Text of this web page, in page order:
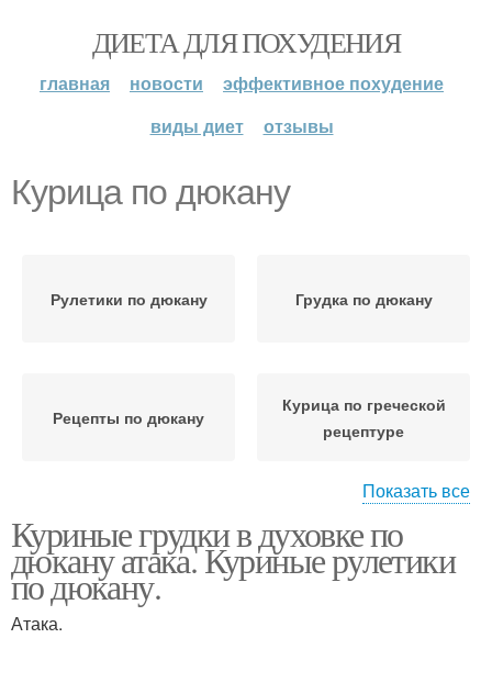
ДИЕТА ДЛЯ ПОХУДЕНИЯ
главная новости
эффективное похудение
виды диет
отзывы
Курица по дюкану
Рулетики по дюкану Грудка по дюкану
Рецепты по дюкану
Курица по греческой
рецептуре
Сердечки по дюкану Блюда из курицы
Показать все
Куриные грудки в духовке по
дюкану атака. Куриные рулетики
по дюкану.
Атака.